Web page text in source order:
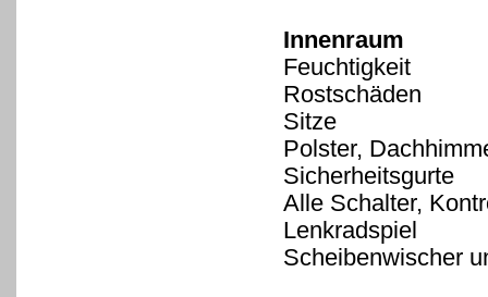
Innenraum
Feuchtigkeit
Rostschäden
Sitze
Polster,
Sicherheitsgurte
Alle Schalter,
Lenkradspiel
Scheibenwischer